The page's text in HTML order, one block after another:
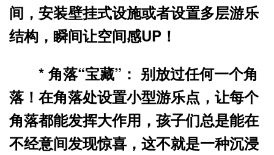
间，安装壁挂式设施或者设置多层游乐
结构，瞬间让空间感UP！
* 角落“宝藏”： 别放过任何一个角
落！在角落处设置小型游乐点，让每个
角落都能发挥大作用，孩子们总是能在
不经意间发现惊喜，这不就是一种沉浸